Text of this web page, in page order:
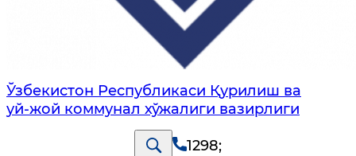
Ўзбекистон Республикаси Қурилиш ва
уй-жой коммунал хўжалиги вазирлиги
1298;